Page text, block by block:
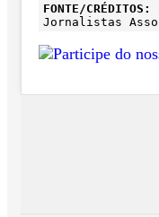
FONTE/CRÉDITOS:
Jornalistas